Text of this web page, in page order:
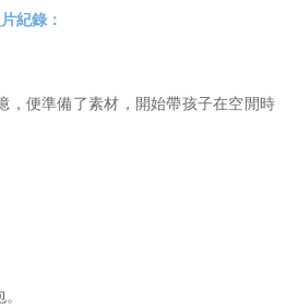
紀錄：
，便準備了素材，開始帶孩子在空閒時